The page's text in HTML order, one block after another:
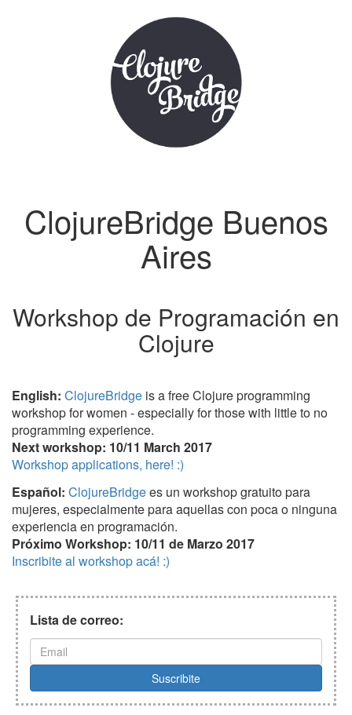
ClojureBridge Buenos
Aires
Workshop de Programación en
Clojure
English: ClojureBridge is a free Clojure programming
workshop for women - especially for those with little to no
programming experience.
Next workshop: 10/11 March 2017
Workshop applications, here! :)
Español: ClojureBridgees un workshop gratuito para
mujeres, especialmente para aquellas con poca o ninguna
experiencia en programación.
Próximo Workshop: 10/11 de Marzo 2017
Inscribite al workshop acá! :)
Lista de correo: